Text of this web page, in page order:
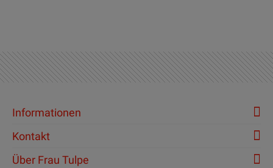
Informationen
Kontakt
Über Frau Tulpe